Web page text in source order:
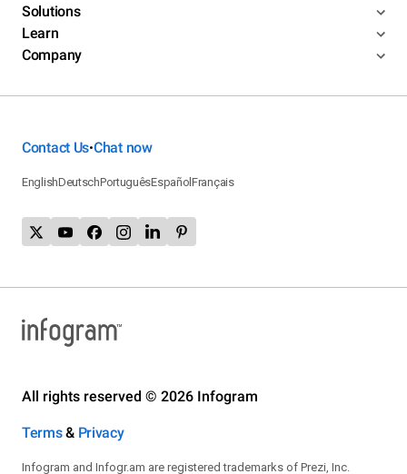
Solutions
Learn
Company
Contact Us•Chat now
EnglishDeutschPortuguêsEspañolFrançais
All rights reserved © 2026 Infogram
Terms& Privacy
Infogram and Infogr.am are registered trademarks of Prezi, Inc.